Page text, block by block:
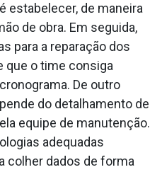
estabelecer, de maneira
de obra. Em seguida,
para a reparação dos
que o time consiga
De outro
do detalhamento de
equipe de manutenção.
adequadas
colher dados de forma